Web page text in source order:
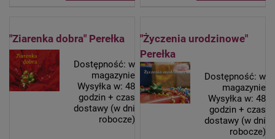
"Ziarenka dobra" Perełka
Dostępność: w
magazynie
Wysyłka w: 48
godzin + czas
dostawy (w dni
robocze)
"Życzenia urodzinowe"
Perełka
Dostępność: w
magazynie
Wysyłka w: 48
godzin + czas
dostawy (w dni
robocze)